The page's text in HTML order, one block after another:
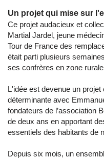
Un projet qui mise sur
Ce projet audacieux et
Martial Jardel, jeune
Tour de France des
était parti plusieurs
ses confrères en zone
L'idée est devenue un
déterminante avec
fondateurs de l’association
de deux ans en apportant
essentiels des habitants de
Depuis six mois, un